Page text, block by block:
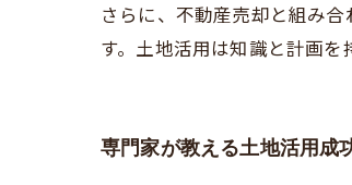
さらに、不動産売却と組み
す。土地活用は知識と計画
専門家が教える土地活用成